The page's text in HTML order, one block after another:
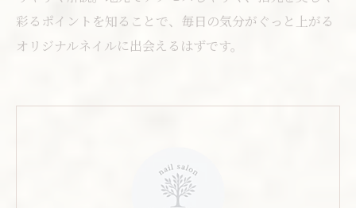
彩るポイントを知ることで、毎日の気分がぐっと上がる
オリジナルネイルに出会えるはずです。